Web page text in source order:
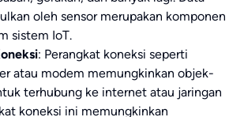
oleh sensor merupakan komponen
sistem IoT.
: Perangkat koneksi seperti
atau modem memungkinkan objek-
terhubung ke internet atau jaringan
koneksi ini memungkinkan